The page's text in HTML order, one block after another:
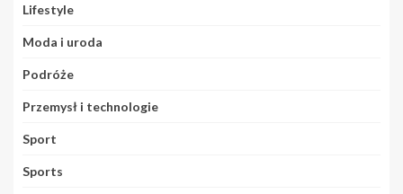
Lifestyle
Moda i uroda
Podróże
Przemysł i technologie
Sport
Sports